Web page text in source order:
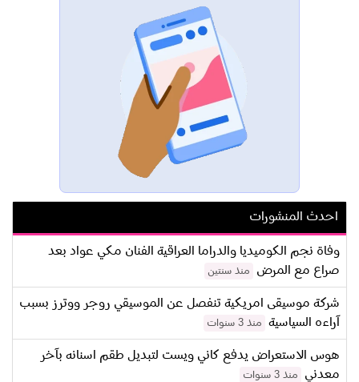
احدث المنشورات
وفاة نجم الكوميديا والدراما العراقية الفنان مكي عواد بعد
صراع مع المرض
منذ سنتين
شركة موسيقى امريكية تنفصل عن الموسيقي روجر ووترز بسبب
آراءه السياسية
منذ 3 سنوات
هوس الاستعراض يدفع كاني ويست لتبديل طقم اسنانه بآخر
معدني
منذ 3 سنوات